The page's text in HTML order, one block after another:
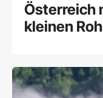
Österreich
kleinen